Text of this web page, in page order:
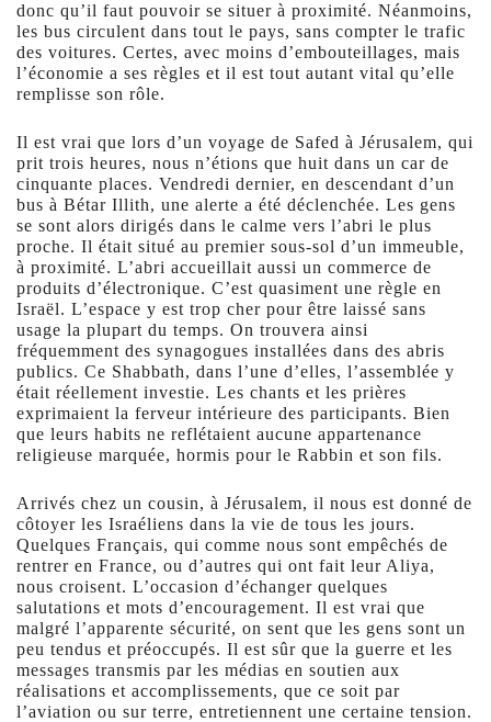
donc qu’il faut pouvoir se situer à proximité. Néanmoins,
les bus circulent dans tout le pays, sans compter le trafic
des voitures. Certes, avec moins d’embouteillages, mais
l’économie a ses règles et il est tout autant vital qu’elle
remplisse son rôle.
Il est vrai que lors d’un voyage de Safed à Jérusalem, qui
prit trois heures, nous n’étions que huit dans un car de
cinquante places. Vendredi dernier, en descendant d’un
bus à Bétar Illith, une alerte a été déclenchée. Les gens
se sont alors dirigés dans le calme vers l’abri le plus
proche. Il était situé au premier sous-sol d’un immeuble,
à proximité. L’abri accueillait aussi un commerce de
produits d’électronique. C’est quasiment une règle en
Israël. L’espace y est trop cher pour être laissé sans
usage la plupart du temps. On trouvera ainsi
fréquemment des synagogues installées dans des abris
publics. Ce Shabbath, dans l’une d’elles, l’assemblée y
était réellement investie. Les chants et les prières
exprimaient la ferveur intérieure des participants. Bien
que leurs habits ne reflétaient aucune appartenance
religieuse marquée, hormis pour le Rabbin et son fils.
Arrivés chez un cousin, à Jérusalem, il nous est donné de
côtoyer les Israéliens dans la vie de tous les jours.
Quelques Français, qui comme nous sont empêchés de
rentrer en France, ou d’autres qui ont fait leur Aliya,
nous croisent. L’occasion d’échanger quelques
salutations et mots d’encouragement. Il est vrai que
malgré l’apparente sécurité, on sent que les gens sont un
peu tendus et préoccupés. Il est sûr que la guerre et les
messages transmis par les médias en soutien aux
réalisations et accomplissements, que ce soit par
l’aviation ou sur terre, entretiennent une certaine tension.